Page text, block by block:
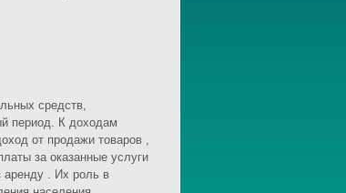
средств,
период. К доходам
от продажи товаров ,
за оказанные услуги
аренду . Их роль в